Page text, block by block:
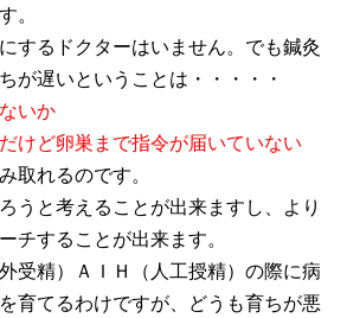
。
するドクターはいません。でも鍼灸
が遅いということは・・・・・
いか
けど卵巣まで指令が届いていない
取れるのです。
うと考えることが出来ますし、より
チすることが出来ます。
受精）ＡＩＨ（人工授精）の際に病
育てるわけですが、どうも育ちが悪